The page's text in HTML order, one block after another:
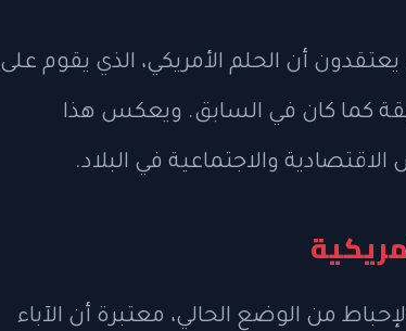
أن الحلم الأمريكي، الذي يقوم على
كما كان في السابق. ويعكس هذا
والاجتماعية في البلاد.
من الوضع الحالي، معتبرة أن الآباء